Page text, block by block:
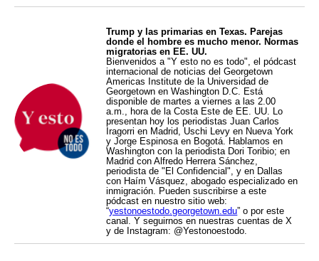
Trump y las primarias en Texas. Parejas
donde el hombre es mucho menor. Normas
migratorias en EE. UU.
Bienvenidos a "Y esto no es todo", el pódcast
internacional de noticias del Georgetown
Americas Institute de la Universidad de
Georgetown en Washington D.C. Está
disponible de martes a viernes a las 2.00
a.m., hora de la Costa Este de EE. UU. Lo
presentan hoy los periodistas Juan Carlos
Iragorri en Madrid, Uschi Levy en Nueva York
y Jorge Espinosa en Bogotá. Hablamos en
Washington con la periodista Dori Toribio; en
Madrid con Alfredo Herrera Sánchez,
periodista de "El Confidencial", y en Dallas
con Haím Vásquez, abogado especializado en
inmigración. Pueden suscribirse a este
pódcast en nuestro sitio web:
“yestonoestodo.georgetown.edu” o por este
canal. Y seguirnos en nuestras cuentas de X
y de Instagram: @Yestonoestodo.